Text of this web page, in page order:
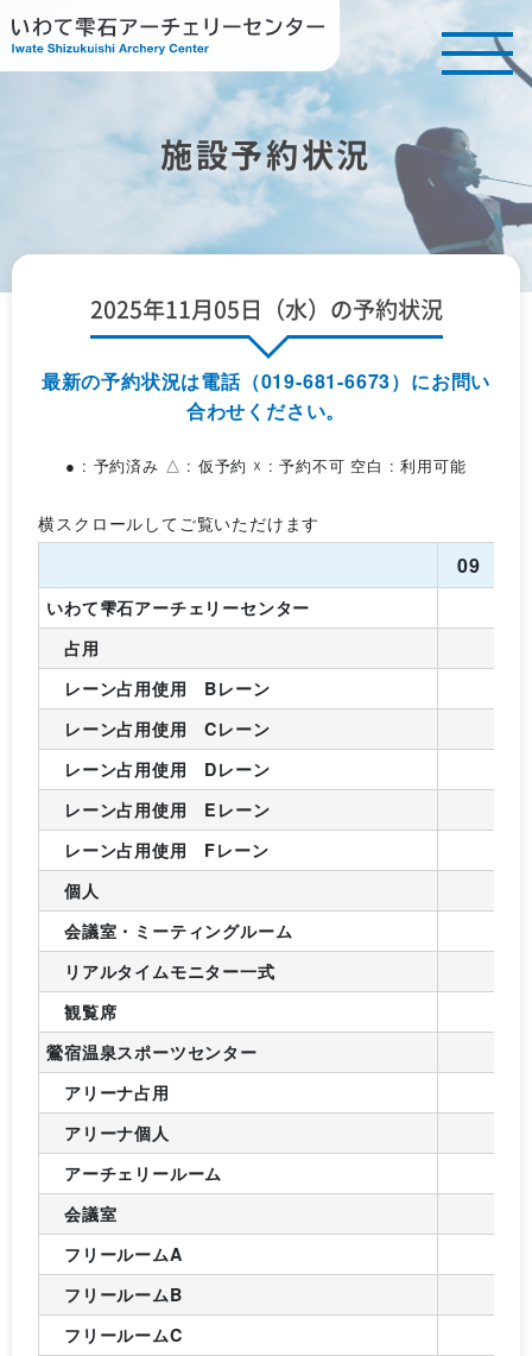
施設予約状況
2025年11月05日（水）の予約状況
最新の予約状況は電話（019-681-6673）にお問い
合わせください。
● : 予約済み △ : 仮予約 ☓ : 予約不可 空白 : 利用可能
09
いわて雫石アーチェリーセンター
占用
レーン占用使用 Bレーン
レーン占用使用 Cレーン
レーン占用使用 Dレーン
レーン占用使用 Eレーン
レーン占用使用 Fレーン
個人
会議室・ミーティングルーム
リアルタイムモニター一式
観覧席
鶯宿温泉スポーツセンター
アリーナ占用
アリーナ個人
アーチェリールーム
会議室
フリールームA
フリールームB
フリールームC